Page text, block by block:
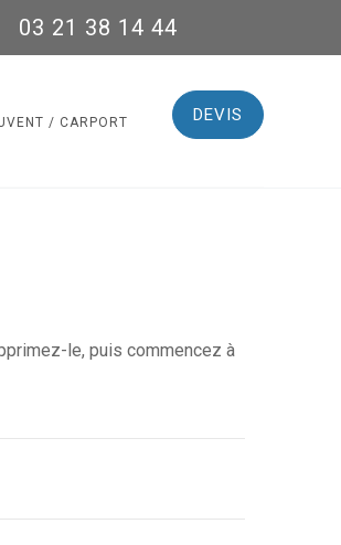
03 21 38 14 44
DEVIS
/ CARPORT
le, puis commencez à